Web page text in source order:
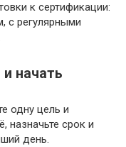
к сертификации:
с регулярными
начать
одну цель и
назначьте срок и
день.